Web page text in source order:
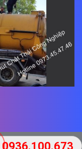
0936.100.673